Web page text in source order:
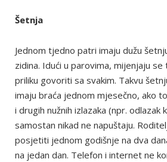
Šetnja
Jednom tjedno patri imaju dužu
zidina. Idući u parovima, mijenjaju
priliku govoriti sa svakim. Takvu
imaju braća jednom mjesečno, ako
i drugih nužnih izlazaka (npr. odlazak
samostan nikad ne napuštaju.
posjetiti jednom godišnje na dva
na jedan dan. Telefon i internet ne